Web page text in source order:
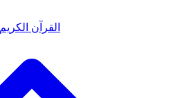
Qurani Kərim - القرآن الكريم